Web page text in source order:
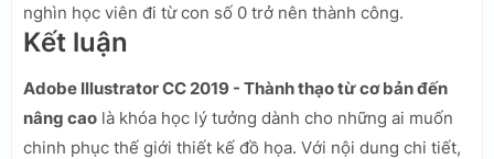
nghìn học viên đi từ con số 0 trở nên thành công.
Kết luận
Adobe Illustrator CC 2019 - Thành thạo từ cơ bản đến
nâng cao là khóa học lý tưởng dành cho những ai muốn
chinh phục thế giới thiết kế đồ họa. Với nội dung chi tiết,